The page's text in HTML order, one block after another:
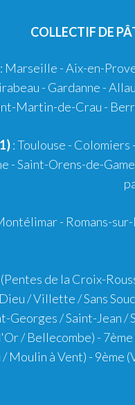
COLLECTIF DE
Marseille -Aix-en-
- Gardanne -
Martin-de-Crau -
:Toulouse - Colomiers -
- Saint-Orens-de-
- Romans-
(Pentes de la Croix-
/ Villette / Sans
Georges / Saint-Jean
/ Bellecombe) - 7ème
Moulin à Vent) - 9ème